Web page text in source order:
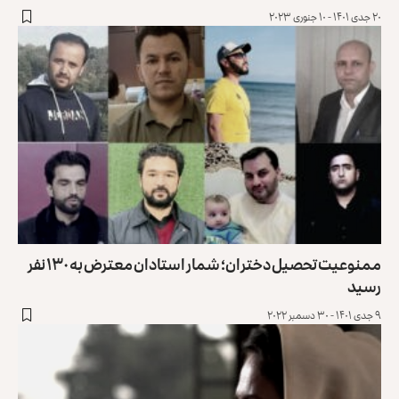
۲۰ جدی ۱۴۰۱ - ۱۰ جنوری ۲۰۲۳
ممنوعیت تحصیل دختران؛ شمار استادان معترض به ۱۳۰ نفر
رسید
۹ جدی ۱۴۰۱ - ۳۰ دسمبر ۲۰۲۲